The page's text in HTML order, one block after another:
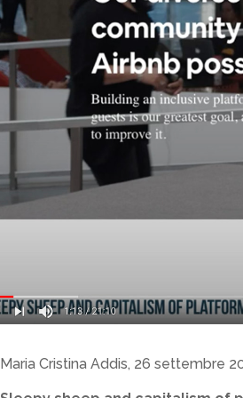
Maria Cristina Addis, 26 settembre